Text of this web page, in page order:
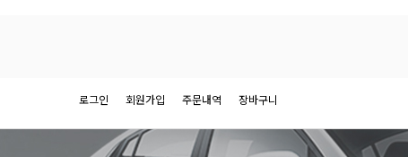
로그인 회원가입 주문내역 장바구니